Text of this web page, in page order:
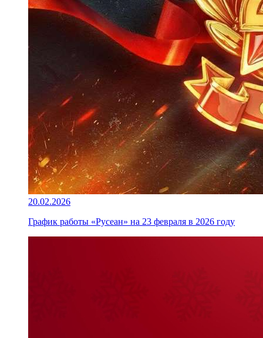
20.02.2026
График работы «Русеан» на 23 февраля в 2026 году